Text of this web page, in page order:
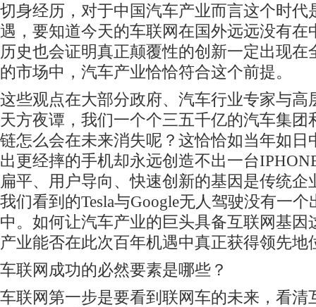
切身经历，对于中国汽车产业而言这个时代
遇，要知道今天的车联网在国外远远没有在
历史也会证明真正颠覆性的创新一定出现在
的市场中，汽车产业恰恰符合这个前提。
这些观点在大部分政府、汽车行业专家与高
天方夜谭，我们一个个三五千亿的汽车集团
链怎么会在未来消失呢？这恰恰如当年如
出更经摔的手机却永远创造不出一台
扁平、用户导向、快速创新的基因是传统企
我们看到的Tesla与Google无人驾驶没有一
中。如何让汽车产业的巨头具备互联网基因
产业能否在此次百年机遇中真正获得领先地
车联网成功的必然要素是哪些？
车联网第一步是要看到联网车的未来，看清